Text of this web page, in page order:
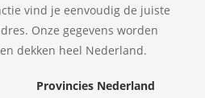
vind je eenvoudig de juiste
Onze gegevens worden
dekken heel Nederland.
Provincies Nederland